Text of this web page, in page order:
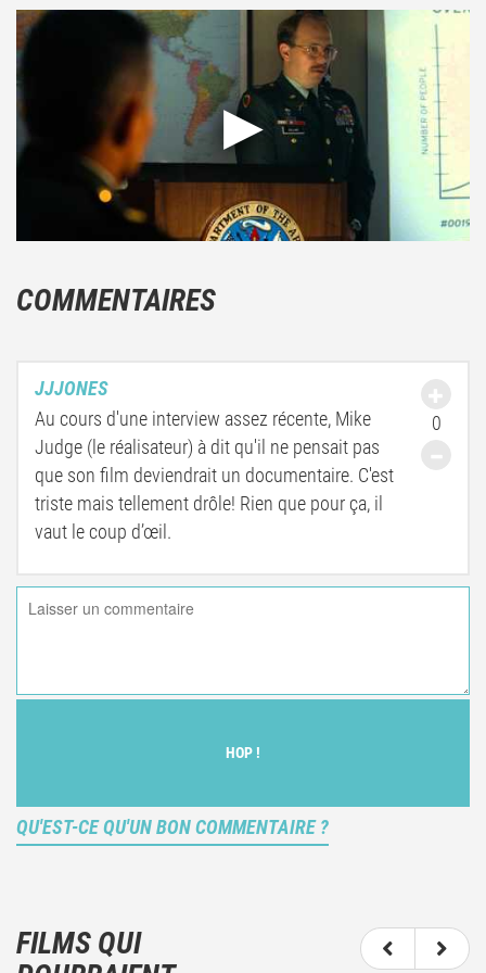
COMMENTAIRES
JJJONES
Au cours d'une interview assez récente, Mike
Judge (le réalisateur) à dit qu'il ne pensait pas
que son film deviendrait un documentaire. C'est
triste mais tellement drôle! Rien que pour ça, il
vaut le coup d’œil.
0
HOP !
QU'EST-CE QU'UN BON COMMENTAIRE ?
votre ressenti (et donc subjectif) du film.
N'hésitez pas à décrire clairement vos émotions
FILMS QUI